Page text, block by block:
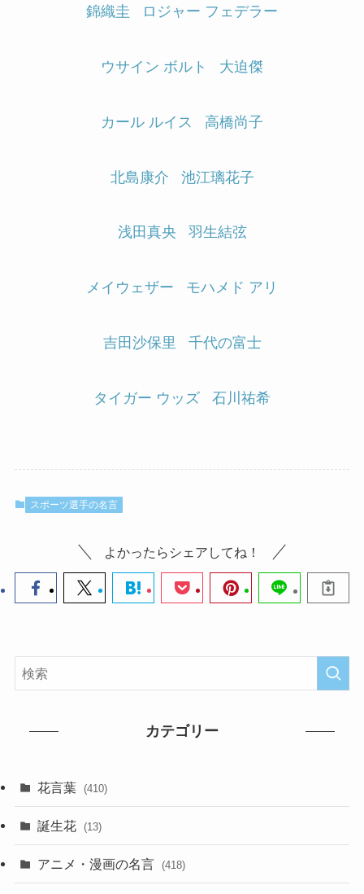
錦織圭 ロジャー フェデラー
ウサイン ボルト 大迫傑
カール ルイス 高橋尚子
北島康介 池江璃花子
浅田真央 羽生結弦
メイウェザー モハメド アリ
吉田沙保里 千代の富士
タイガー ウッズ 石川祐希
スポーツ選手の名言
よかったらシェアしてね！
カテゴリー
花言葉 (410)
誕生花 (13)
アニメ・漫画の名言 (418)